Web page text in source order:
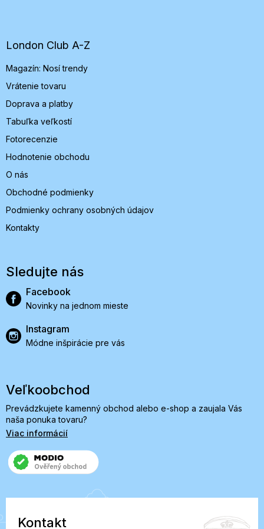
e
London Club A-Z
Magazín: Nosí trendy
Vrátenie tovaru
Doprava a platby
Tabuľka veľkostí
Fotorecenzie
Hodnotenie obchodu
O nás
Obchodné podmienky
Podmienky ochrany osobných údajov
Kontakty
Sledujte nás
Facebook
Novinky na jednom mieste
Instagram
Módne inšpirácie pre vás
Veľkoobchod
Prevádzkujete kamenný obchod alebo e-shop a zaujala Vás
naša ponuka tovaru?
Viac informácií
Kontakt